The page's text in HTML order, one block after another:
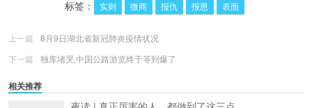
标签：
实则 微商 报仇 报恩 表面
上一篇
8月9日湖北省新冠肺炎疫情状况
下一篇
独库堵哭,中国公路游览终于等到爆了
相关推荐